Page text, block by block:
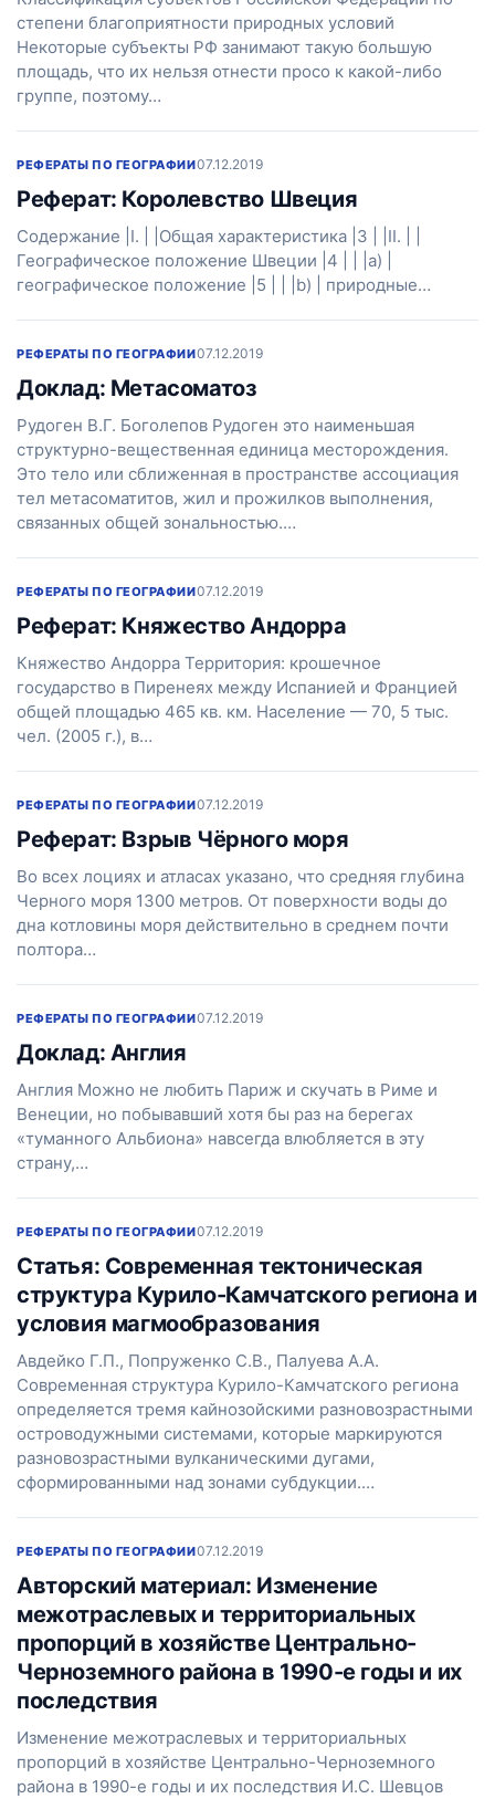
степени благоприятности природных условий
Некоторые субъекты РФ занимают такую большую
площадь, что их нельзя отнести просо к какой-либо
группе, поэтому…
РЕФЕРАТЫ ПО ГЕОГРАФИИ07.12.2019
Реферат: Королевство Швеция
Содержание |I. | |Общая характеристика |3 | |II. | |
Географическое положение Швеции |4 | | |a) |
географическое положение |5 | | |b) | природные…
РЕФЕРАТЫ ПО ГЕОГРАФИИ07.12.2019
Доклад: Метасоматоз
Рудоген В.Г. Боголепов Рудоген это наименьшая
структурно-вещественная единица месторождения.
Это тело или сближенная в пространстве ассоциация
тел метасоматитов, жил и прожилков выполнения,
связанных общей зональностью.…
РЕФЕРАТЫ ПО ГЕОГРАФИИ07.12.2019
Реферат: Княжество Андорра
Княжество Андорра Территория: крошечное
государство в Пиренеях между Испанией и Францией
общей площадью 465 кв. км. Население — 70, 5 тыс.
чел. (2005 г.), в…
РЕФЕРАТЫ ПО ГЕОГРАФИИ07.12.2019
Реферат: Взрыв Чёрного моря
Во всех лоциях и атласах указано, что средняя глубина
Черного моря 1300 метров. От поверхности воды до
дна котловины моря действительно в среднем почти
полтора…
РЕФЕРАТЫ ПО ГЕОГРАФИИ07.12.2019
Доклад: Англия
Англия Можно не любить Париж и скучать в Риме и
Венеции, но побывавший хотя бы раз на берегах
«туманного Альбиона» навсегда влюбляется в эту
страну,…
РЕФЕРАТЫ ПО ГЕОГРАФИИ07.12.2019
Статья: Современная тектоническая
структура Курило-Камчатского региона и
условия магмообразования
Авдейко Г.П., Попруженко С.В., Палуева А.А.
Современная структура Курило-Камчатского региона
определяется тремя кайнозойскими разновозрастными
островодужными системами, которые маркируются
разновозрастными вулканическими дугами,
сформированными над зонами субдукции.…
РЕФЕРАТЫ ПО ГЕОГРАФИИ07.12.2019
Авторский материал: Изменение
межотраслевых и территориальных
пропорций в хозяйстве Центрально-
Черноземного района в 1990-е годы и их
последствия
Изменение межотраслевых и территориальных
пропорций в хозяйстве Центрально-Черноземного
района в 1990-е годы и их последствия И.С. Шевцов